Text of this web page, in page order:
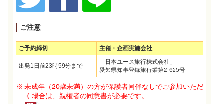
ご注意
ご予約締切 主催・企画実施会社
出発1日前23時59分まで
「日本ユース旅行株式会社」
愛知県知事登録旅行業第2-625号
※ 未成年（20歳未満）の方が保護者同伴なしでご参加いただ
く場合は、親権者の同意書が必要です。